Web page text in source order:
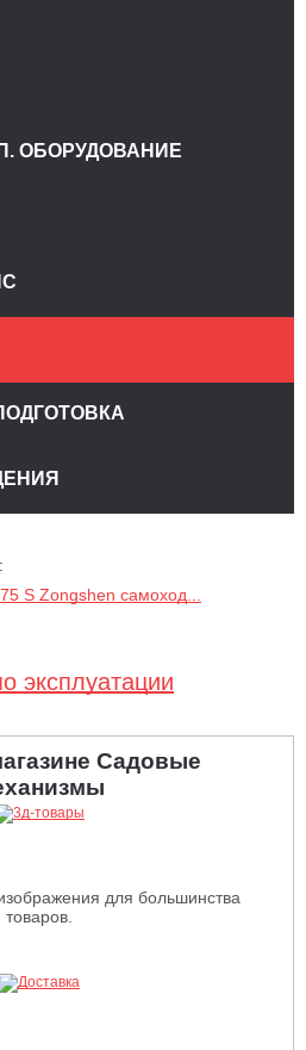
S Zongshen самоход...
эксплуатации
ОБОРУДОВАНИЕ
Садовые
для большинства
товаров.